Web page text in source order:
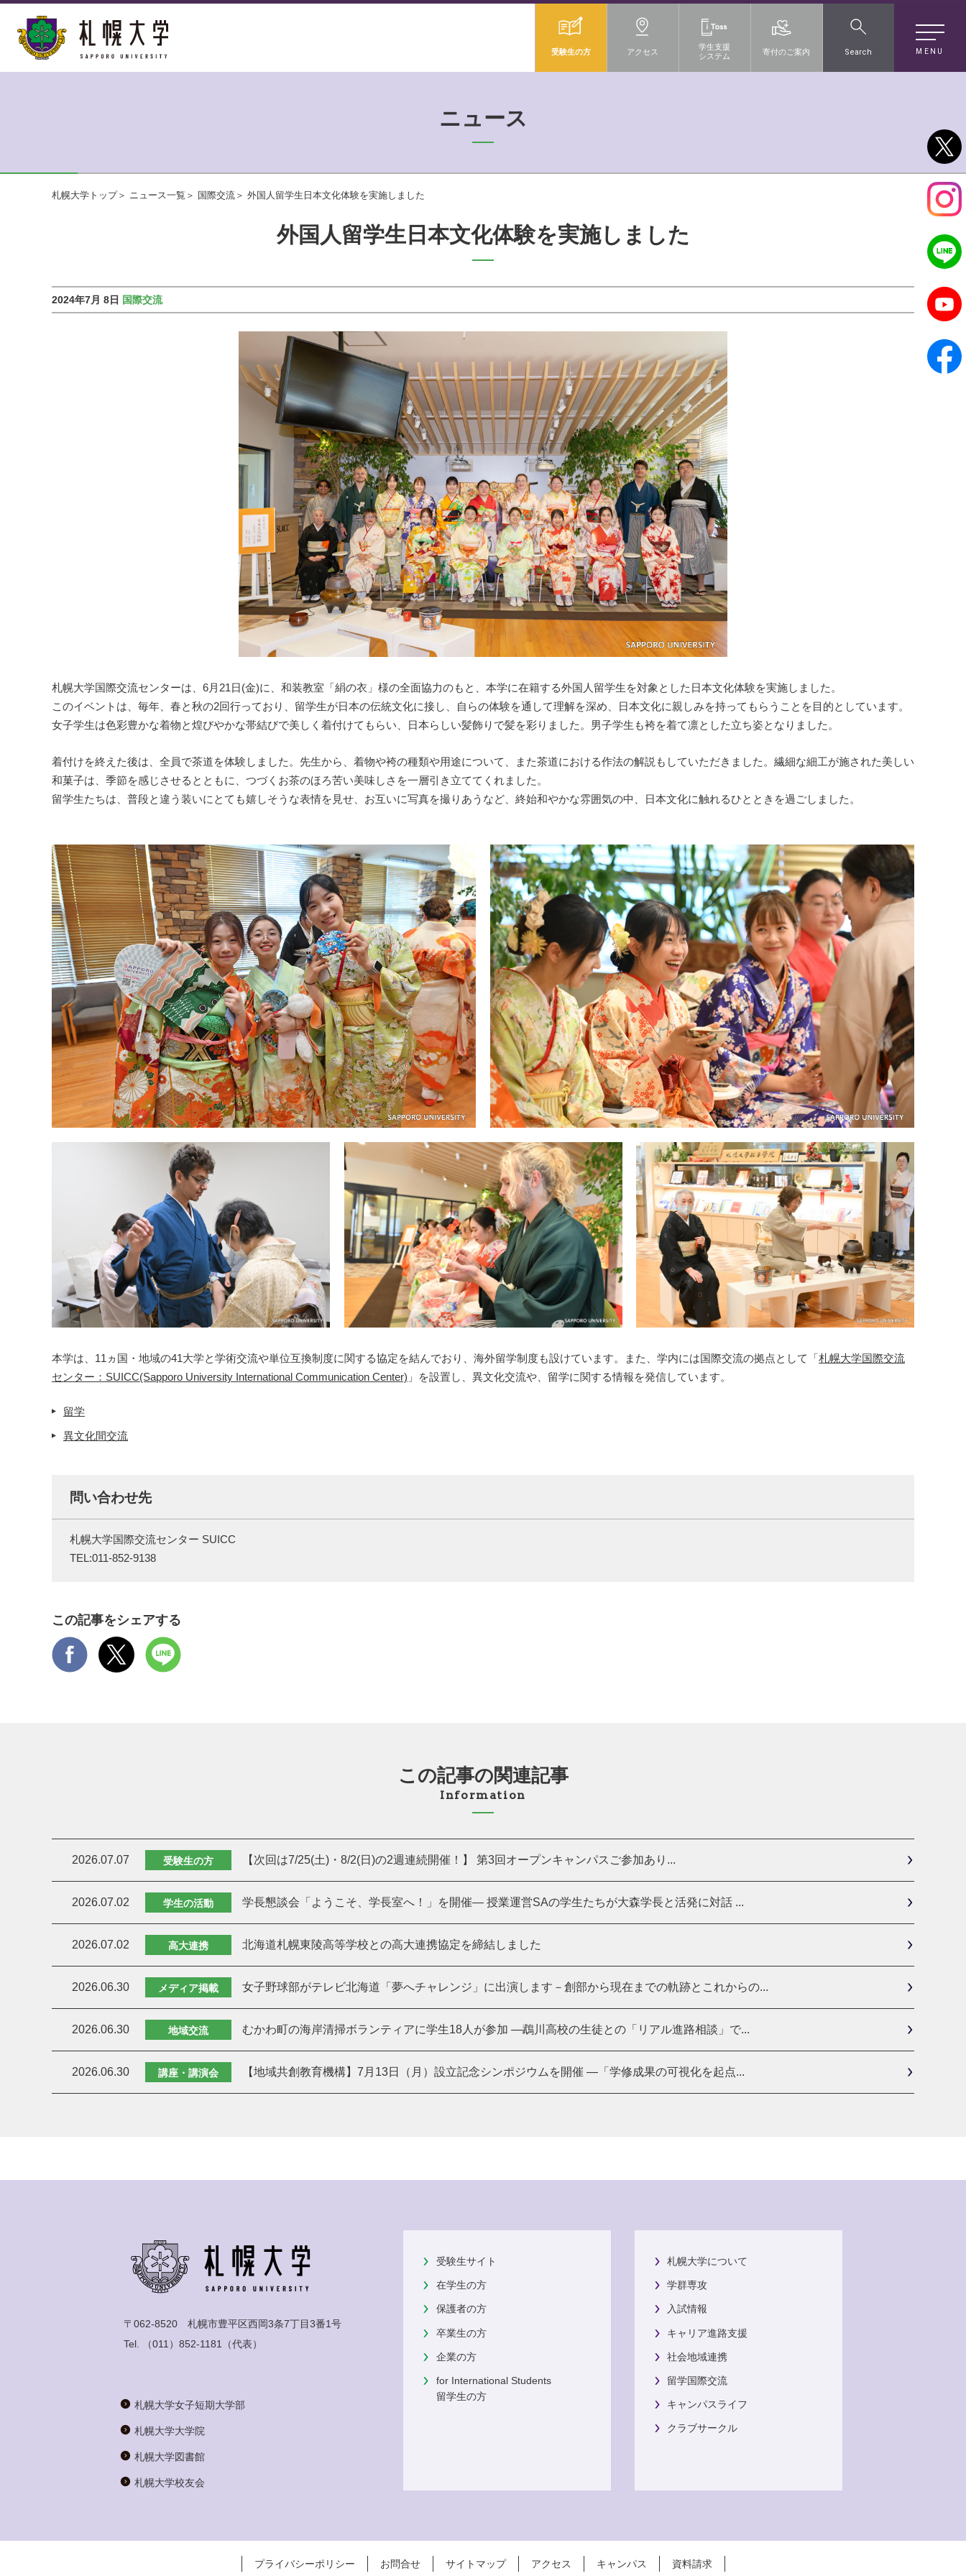
MENU
受験生の方 アクセス
学生支援
システム
寄付のご案内 Search
ニュース
札幌大学トップ ニュース一覧 国際交流 外国人留学生日本文化体験を実施しました
外国人留学生日本文化体験を実施しました
2024年7月 8日 国際交流
札幌大学国際交流センターは、6月21日(金)に、和装教室「絹の衣」様の全面協力のもと、本学に在籍する外国人留学生を対象とした日本文化体験を実施しました。
このイベントは、毎年、春と秋の2回行っており、留学生が日本の伝統文化に接し、自らの体験を通して理解を深め、日本文化に親しみを持ってもらうことを目的としています。
女子学生は色彩豊かな着物と煌びやかな帯結びで美しく着付けてもらい、日本らしい髪飾りで髪を彩りました。男子学生も袴を着て凛とした立ち姿となりました。
着付けを終えた後は、全員で茶道を体験しました。先生から、着物や袴の種類や用途について、また茶道における作法の解説もしていただきました。繊細な細工が施された美しい
和菓子は、季節を感じさせるとともに、つづくお茶のほろ苦い美味しさを一層引き立ててくれました。
留学生たちは、普段と違う装いにとても嬉しそうな表情を見せ、お互いに写真を撮りあうなど、終始和やかな雰囲気の中、日本文化に触れるひとときを過ごしました。
本学は、11ヵ国・地域の41大学と学術交流や単位互換制度に関する協定を結んでおり、海外留学制度も設けています。また、学内には国際交流の拠点として「札幌大学国際交流
センター：SUICC(Sapporo University International Communication Center) 」を設置し、異文化交流や、留学に関する情報を発信しています。
留学
異文化間交流
問い合わせ先
札幌大学国際交流センター SUICC
TEL:011-852-9138
この記事をシェアする
この記事の関連記事
Information
2026.07.07 受験生の方 【次回は7/25(土)・8/2(日)の2週連続開催！】 第3回オープンキャンパスご参加あり...
2026.07.02 学生の活動 学長懇談会「ようこそ、学長室へ！」を開催― 授業運営SAの学生たちが大森学長と活発に対話 ...
2026.07.02 高大連携 北海道札幌東陵高等学校との高大連携協定を締結しました
2026.06.30 メディア掲載 女子野球部がテレビ北海道「夢へチャレンジ」に出演します－創部から現在までの軌跡とこれからの...
2026.06.30 地域交流 むかわ町の海岸清掃ボランティアに学生18人が参加 ―鵡川高校の生徒との「リアル進路相談」で...
2026.06.30 講座・講演会 【地域共創教育機構】7月13日（月）設立記念シンポジウムを開催 ―「学修成果の可視化を起点...
〒062-8520 札幌市豊平区西岡3条7丁目3番1号
Tel.
（011）852-1181 （代表）
札幌大学女子短期大学部
札幌大学大学院
札幌大学図書館
札幌大学校友会
受験生サイト
在学生の方
保護者の方
卒業生の方
企業の方
for International Students
留学生の方
札幌大学について
学群専攻
入試情報
キャリア進路支援
社会地域連携
留学国際交流
キャンパスライフ
クラブサークル
プライバシーポリシー お問合せ サイトマップ アクセス キャンパス 資料請求